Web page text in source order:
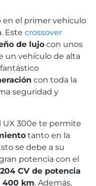
en el primer vehículo
Este crossover
de lujo con unos
un vehículo de alta
con toda la
seguridad y
UX 300e te permite
tanto en la
se debe a su
potencia con el
204 CV de potencia
400 km. Además,